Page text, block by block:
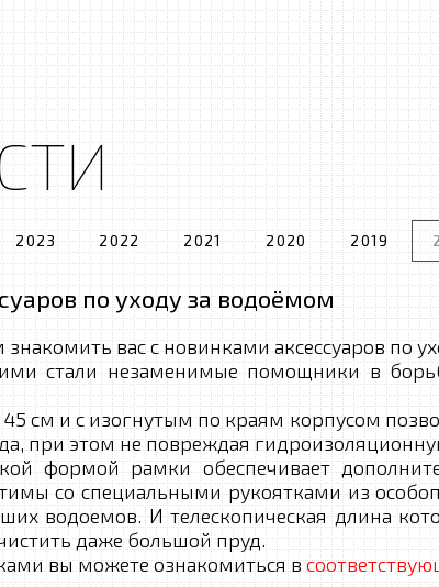
2023 2022 2021 2020 2019
по уходу за водоёмом
вас с новинками аксессуаров по
незаменимые помощники в
и с изогнутым по краям корпусом
при этом не повреждая
формой рамки обеспечивает
со специальными рукоятками из
водоемов. И телескопическая длина
даже большой пруд.
вы можете ознакомиться в